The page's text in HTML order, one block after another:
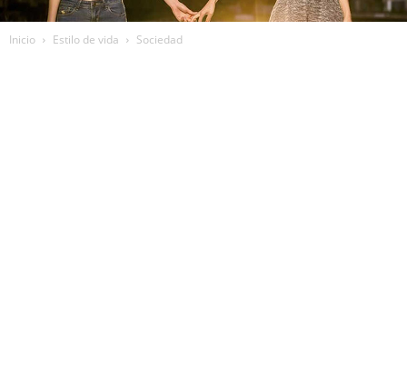
Inicio Estilo de vida Sociedad